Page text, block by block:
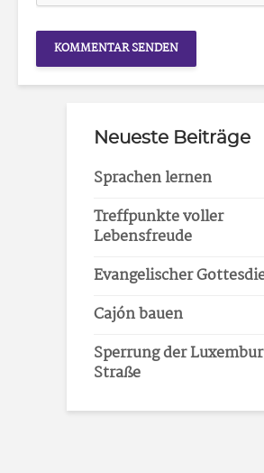
Neueste Beiträge
Sprachen lernen
Treffpunkte voller
Lebensfreude
Evangelischer
Cajón bauen
Sperrung der
Straße